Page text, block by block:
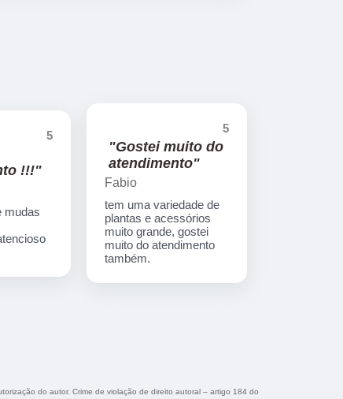
5
!!!"
mudas
5
"Gostei muito do
atendimento"
Fabio
tem uma variedade de
plantas e acessórios
muito grande, gostei
muito do atendimento
também.
do autor. Crime de violação de direito autoral – artigo 184 do